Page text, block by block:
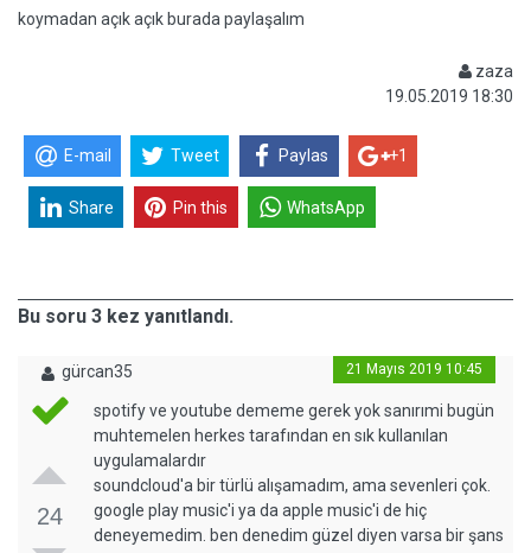
koymadan açık açık burada paylaşalım
zaza
19.05.2019 18:30
E-mail Tweet Paylas +1
Share Pin this WhatsApp
Bu soru 3 kez yanıtlandı.
gürcan35 21 Mayıs 2019 10:45
24
spotify ve youtube dememe gerek yok sanırımi bugün
muhtemelen herkes tarafından en sık kullanılan
uygulamalardır
soundcloud'a bir türlü alışamadım, ama sevenleri çok.
google play music'i ya da apple music'i de hiç
deneyemedim. ben denedim güzel diyen varsa bir şans